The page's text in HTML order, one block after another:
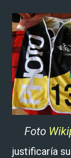
Foto
justificaría